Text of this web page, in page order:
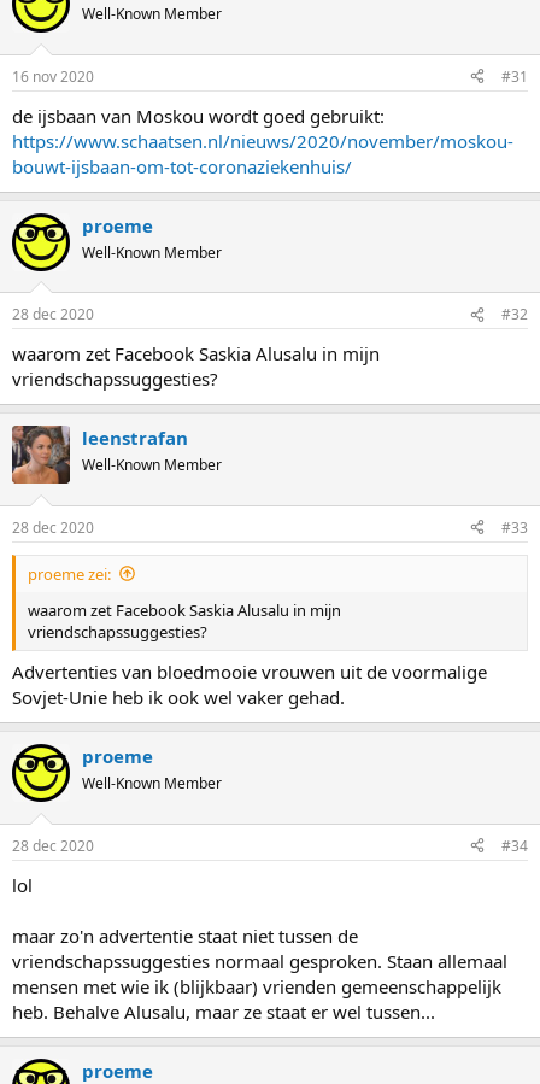
Well-Known Member
16 nov 2020 #31
de ijsbaan van Moskou wordt goed gebruikt:
https://www.schaatsen.nl/nieuws/2020/november/moskou-
bouwt-ijsbaan-om-tot-coronaziekenhuis/
proeme
Well-Known Member
28 dec 2020 #32
waarom zet Facebook Saskia Alusalu in mijn
vriendschapssuggesties?
leenstrafan
Well-Known Member
28 dec 2020 #33
proeme zei:
waarom zet Facebook Saskia Alusalu in mijn
vriendschapssuggesties?
Advertenties van bloedmooie vrouwen uit de voormalige
Sovjet-Unie heb ik ook wel vaker gehad.
proeme
Well-Known Member
28 dec 2020 #34
lol
maar zo'n advertentie staat niet tussen de
vriendschapssuggesties normaal gesproken. Staan allemaal
mensen met wie ik (blijkbaar) vrienden gemeenschappelijk
heb. Behalve Alusalu, maar ze staat er wel tussen...
proeme